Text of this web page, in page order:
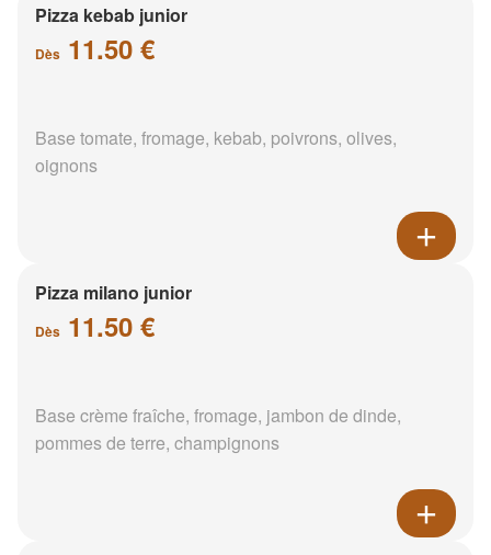
Pizza kebab junior
Dès 11.50 €
Base tomate, fromage, kebab, poivrons, olives,
oignons
Pizza milano junior
Dès 11.50 €
Base crème fraîche, fromage, jambon de dinde,
pommes de terre, champignons